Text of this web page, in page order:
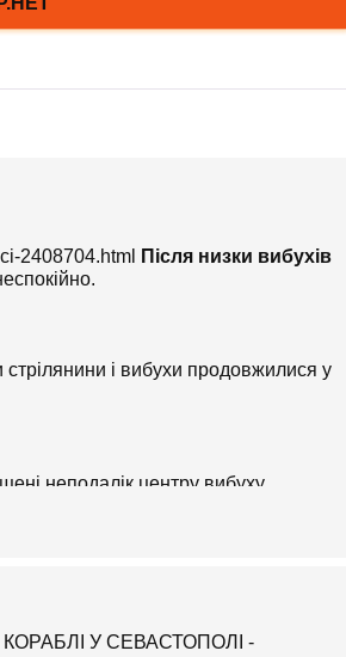
2408704.html
Після низки вибухів
і вибухи продовжилися у
неподалік центру вибуху,
Перемоги та вулиці
У СЕВАСТОПОЛІ -